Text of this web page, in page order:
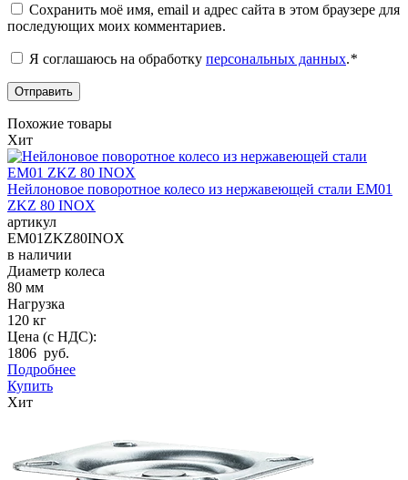
Сохранить моё имя, email и адрес сайта в этом браузере для
последующих моих комментариев.
Я соглашаюсь на обработку персональных данных.*
Похожие товары
Хит
Нейлоновое поворотное колесо из нержавеющей стали EM01
ZKZ 80 INOX
артикул
EM01ZKZ80INOX
в наличии
Диаметр колеса
80 мм
Нагрузка
120 кг
Цена (с НДС):
1806 руб.
Подробнее
Купить
Хит